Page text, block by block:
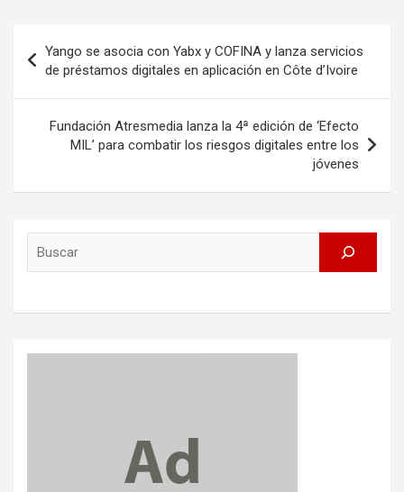
navigation
Yango se asocia con Yabx y COFINA y lanza servicios
de préstamos digitales en aplicación en Côte d’Ivoire
Fundación Atresmedia lanza la 4ª edición de ‘Efecto
MIL’ para combatir los riesgos digitales entre los
jóvenes